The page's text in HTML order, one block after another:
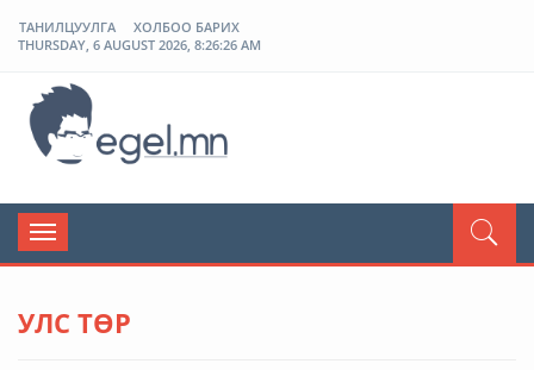
ТАНИЛЦУУЛГА
ХОЛБОО БАРИХ
THURSDAY, 6 AUGUST 2026, 8:26:27 AM
Toggle
navigation
УЛС ТӨР